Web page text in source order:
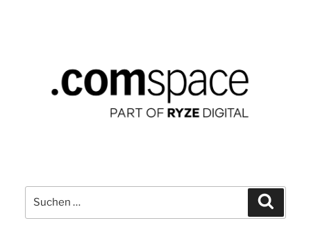
Suchen
nach: